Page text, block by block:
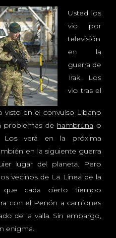
Usted los
vio por
televisión
en la
guerra de
Irak. Los
vio tras el
visto en el convulso Líbano
problemas de hambruna o
Los verá en la próxima
en la siguiente guerra
lugar del planeta. Pero
vecinos de La Línea de la
que cada cierto tiempo
con el Peñón a camiones
de la valla. Sin embargo,
enigma.